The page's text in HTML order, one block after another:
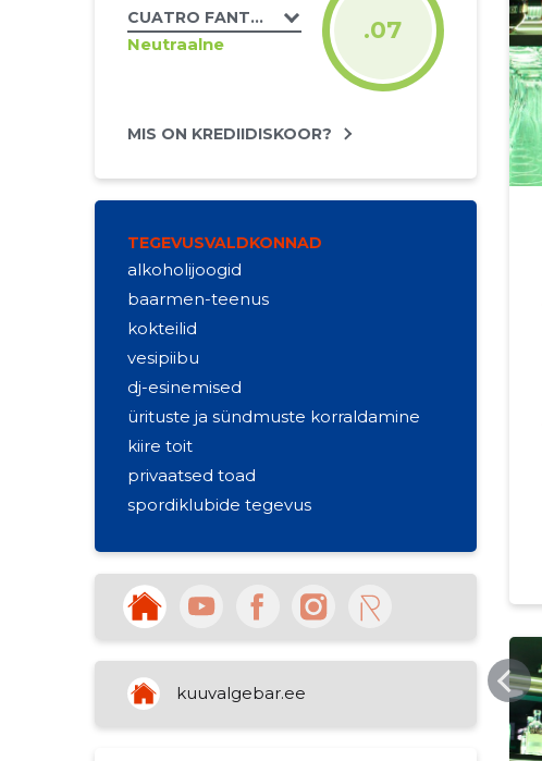
CUATRO FANTASTICOS OÜ
Neutraalne .07
MIS ON KREDIIDISKOOR?
TEGEVUSVALDKONNAD
alkoholijoogid
baarmen-teenus
kokteilid
vesipiibu
dj-esinemised
ürituste ja sündmuste korraldamine
kiire toit
privaatsed toad
spordiklubide tegevus
kuuvalgebar.ee